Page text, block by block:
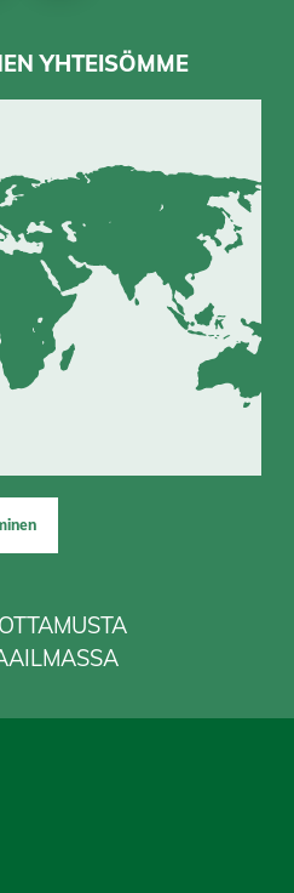
YHTEISÖMME